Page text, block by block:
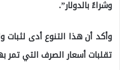
وشراءً بالدولار”.
وأكد أن هذا التنوع أدى
تقلبات أسعار الصرف التي تمر